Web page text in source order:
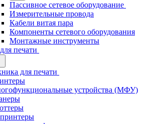
Пассивное сетевое оборудование
Измерительные провода
Кабели витая пара
Компоненты сетевого оборудования
Монтажные инструменты
печати
для печати
устройства (МФУ)